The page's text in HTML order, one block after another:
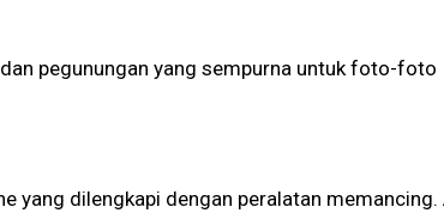
pegunungan yang sempurna untuk foto-foto
yang dilengkapi dengan peralatan memancing.